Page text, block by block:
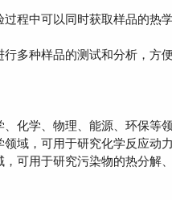
中可以同时获取样品的热
多种样品的测试和分析，方
学、物理、能源、环保等
领域，可用于研究化学反应动
，可用于研究污染物的热分解